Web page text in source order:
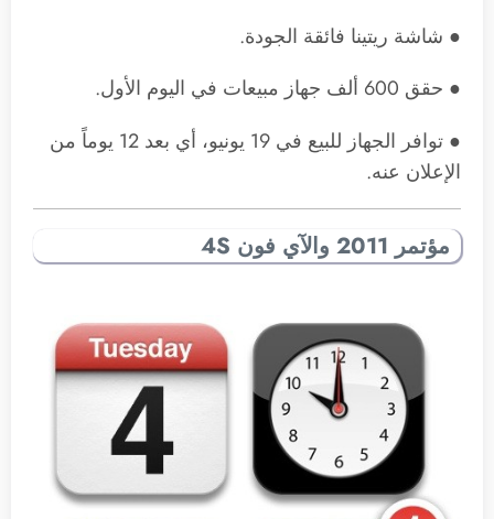
● شاشة ريتينا فائقة الجودة.
● حقق 600 ألف جهاز مبيعات في اليوم الأول.
● توافر الجهاز للبيع في 19 يونيو، أي بعد 12 يوماً من
الإعلان عنه.
مؤتمر 2011 والآي فون 4S